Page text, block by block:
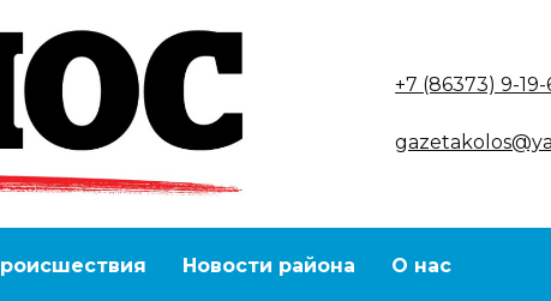
+7 (86373) 9-19-
Новости района О нас